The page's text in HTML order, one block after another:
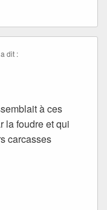
a dit :
à ces
la foudre et qui
carcasses